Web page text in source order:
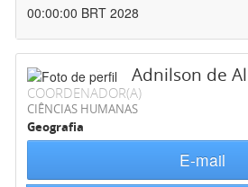
00:00:00 BRT 2028
Adnilson de
COORDENADOR(A)
CIÊNCIAS HUMANAS
Geografia
E-mail